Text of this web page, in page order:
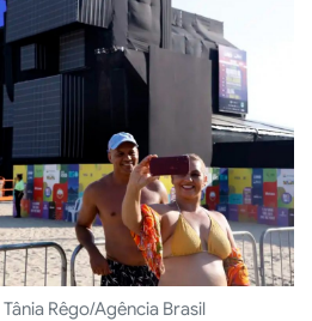
Rêgo/Agência Brasil